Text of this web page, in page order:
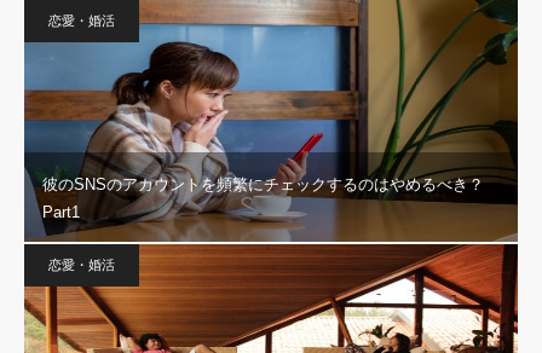
恋愛・婚活
彼のSNSのアカウントを頻繁にチェックするのはやめるべき？
Part1
恋愛・婚活